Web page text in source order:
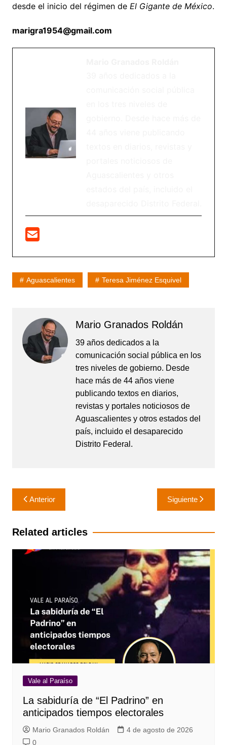
desde el inicio del régimen de El Gigante de México.
marigra1954@gmail.com
Aguascalientes Teresa Jiménez Esquivel
Mario Granados Roldán
39 años dedicados a la
comunicación social pública en los
tres niveles de gobierno. Desde
hace más de 44 años viene
publicando textos en diarios,
revistas y portales noticiosos de
Aguascalientes y otros estados del
país, incluido el desaparecido
Distrito Federal.
Navegación
de
entradas
Anterior Siguiente
Related articles
Vale al Paraíso
La sabiduría de “El Padrino” en
anticipados tiempos electorales
Mario Granados Roldán
4 de agosto de 2026
0